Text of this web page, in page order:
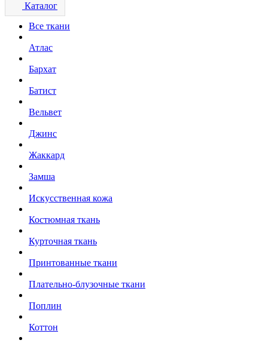
Каталог
Все ткани
Атлас
Бархат
Батист
Вельвет
Джинс
Жаккард
Замша
Искусственная кожа
Костюмная ткань
Курточная ткань
Принтованные ткани
Плательно-блузочные ткани
Поплин
Коттон